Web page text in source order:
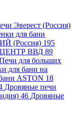
Эверест (Россия)
для бани
(Россия) 195
ВВД 89
для больших
для бани на
ASTON 18
Дровяные печи
46 Дровяные